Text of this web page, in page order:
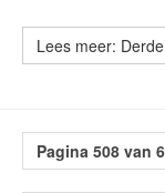
Lees meer:
Pagina 508 van